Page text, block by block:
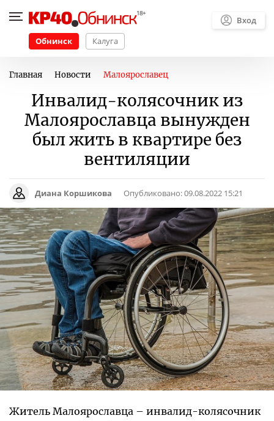
Обнинск Калуга
Вход
Главная Новости Малоярославец
Инвалид-колясочник из
Малоярославца вынужден
был жить в квартире без
вентиляции
Диана Коршикова Опубликовано:09.08.2022 15:21
Житель Малоярославца – инвалид-колясочник